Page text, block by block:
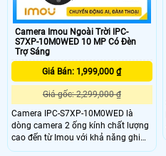
kiện thời tiết khắc nghiệt nhất như
mưa to hay bụi bẩn
Camera Imou Ngoài Trời IPC-
S7XP-10M0WED 10 MP Có Đèn
Trợ Sáng
Giá Bán: 1,999,000 ₫
Giá gốc: 2,299,000 ₫
Camera IPC-S7XP-10M0WED là
dòng camera 2 ống kính chất lượng
cao đến từ Imou với khả năng ghi
hình siêu nét 3K trang bị 1 ống kính